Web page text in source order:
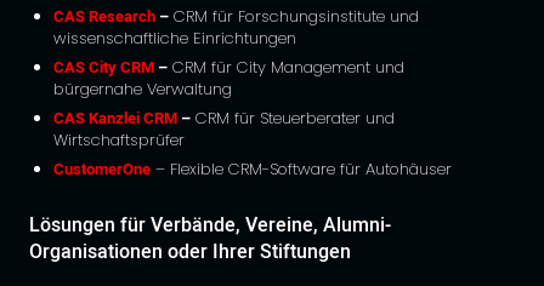
CAS Research – CRM für Forschungsinstitute und
wissenschaftliche Einrichtungen
CAS City CRM – CRM für City Management und
bürgernahe Verwaltung
CAS Kanzlei CRM – CRM für Steuerberater und
Wirtschaftsprüfer
CustomerOne – Flexible CRM-Software für Autohäuser
Lösungen für Verbände, Vereine, Alumni-
Organisationen oder Ihrer Stiftungen